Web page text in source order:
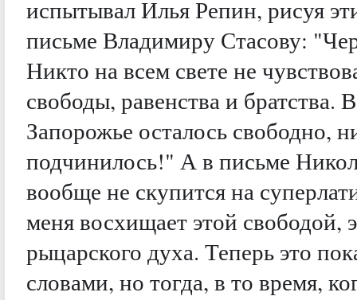
испытывал Илья Репин, рисуя
письме Владимиру Стасову:
Никто на всем свете не
свободы, равенства и братства.
Запорожье осталось свободно,
подчинилось!" А в письме
вообще не скупится на
меня восхищает этой свободой,
рыцарского духа. Теперь это
словами, но тогда, в то время,